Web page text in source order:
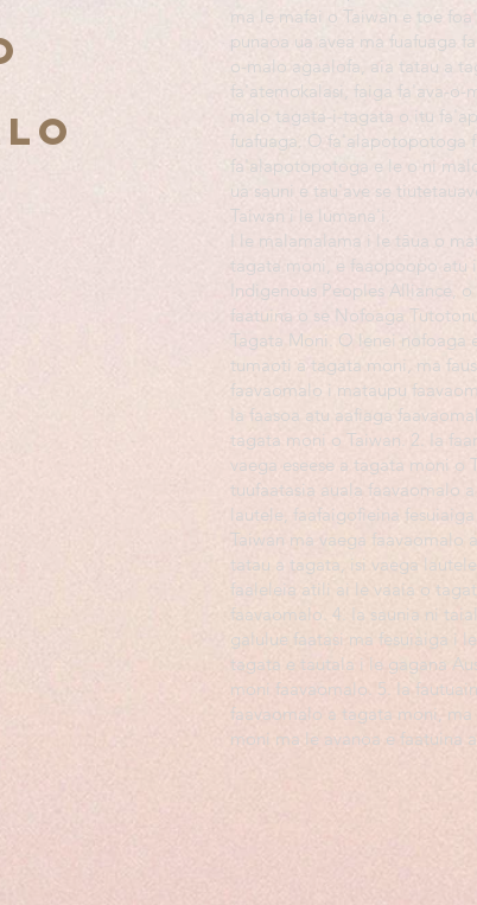
ma le mafai o Taiwan e toe
punaoa ua avea ma fuafuaga
o-malo agaalofa, aia tatau a
fa'atemokalasi, faiga fa'ava-o-
malo tagata-i-tagata o itu
fuafuaga. O fa'alapotopotoga
fa'alapotopotoga e le o ni
ua sauni e tau'ave se
Taiwan i le lumana'i.
I le malamalama i le tāua o
tagata moni, e faaopoopo atu
Indigenous Peoples Alliance,
faatuina o se Nofoaga
Tagata Moni. O lenei nofoaga
tumaoti a tagata moni, ma
faavaomalo i mataupu
Ia faasoa atu aafiaga
tagata moni o Taiwan. 2. Ia
vaega eseese a tagata moni o
tuufaatasia auala faavaomalo
lautele, faafaigofieina
Taiwan ma vaega
tatau a tagata, isi vaega
faaleleia atili ai le vaaia o
faavaomalo. 4. Ia saunia ni
galulue faatasi ma fesuiaiga i
tagata e tautala i le gagana
moni faavaomalo. 5. Ia
faavaomalo a tagata moni, ma
moni ma le avanoa e faatuina